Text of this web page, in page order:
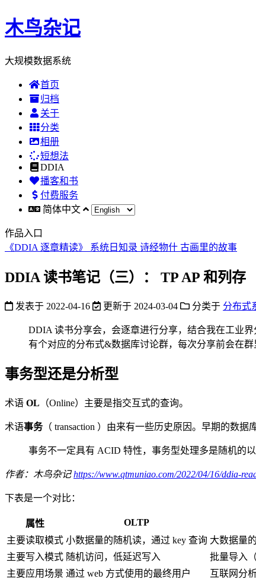
木鸟杂记
大规模数据系统
首页
归档
关于
分类
相册
短想法
DDIA
播客和书
付费服务
简体中文
作品入口
《DDIA 逐章精读》 系统日知录 诗经物什 古画里的故事
DDIA 读书笔记（三）： TP AP 和列存
发表于 2022-04-16 更新于 2024-03-04 分类于 分布式
DDIA 读书分享会，会逐章进行分享，结合我在工业
有个对应的分布式&数据库讨论群，每次分享前会在
事务型还是分析型
术语 OL （Online）主要是指交互式的查询。
术语事务（ transaction ）由来有一些历史原因。早期的数
事务不一定具有 ACID 特性，事务型处理多是随机的
作者：木鸟杂记https://www.qtmuniao.com/2022/04/16/ddia-
下表是一个对比：
属性 OLTP
主要读取模式 小数据量的随机读，通过 key 查询 大数据量
主要写入模式 随机访问，低延迟写入
批量导入
主要应用场景 通过 web 方式使用的最终用户
互联网分